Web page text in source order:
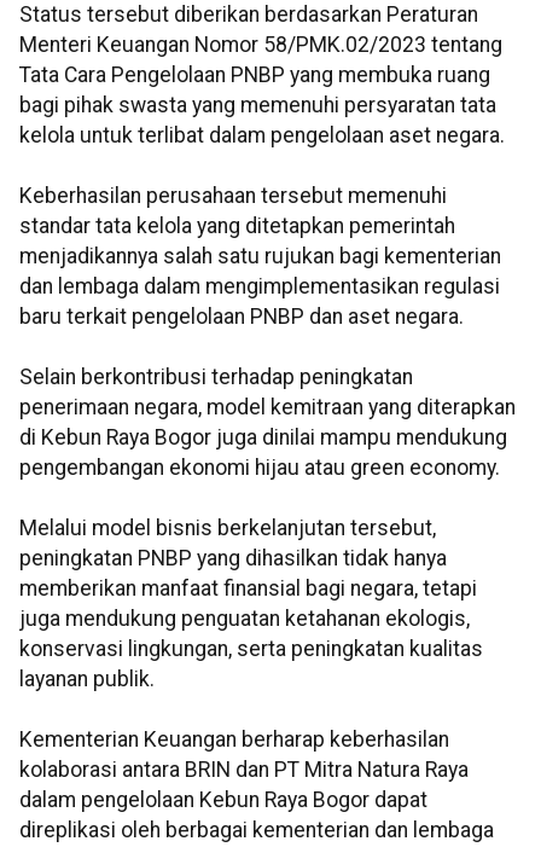
Status tersebut diberikan berdasarkan Peraturan
Menteri Keuangan Nomor 58/PMK.02/2023 tentang
Tata Cara Pengelolaan PNBP yang membuka ruang
bagi pihak swasta yang memenuhi persyaratan tata
kelola untuk terlibat dalam pengelolaan aset negara.
Keberhasilan perusahaan tersebut memenuhi
standar tata kelola yang ditetapkan pemerintah
menjadikannya salah satu rujukan bagi kementerian
dan lembaga dalam mengimplementasikan regulasi
baru terkait pengelolaan PNBP dan aset negara.
Selain berkontribusi terhadap peningkatan
penerimaan negara, model kemitraan yang diterapkan
di Kebun Raya Bogor juga dinilai mampu mendukung
pengembangan ekonomi hijau atau green economy.
Melalui model bisnis berkelanjutan tersebut,
peningkatan PNBP yang dihasilkan tidak hanya
memberikan manfaat finansial bagi negara, tetapi
juga mendukung penguatan ketahanan ekologis,
konservasi lingkungan, serta peningkatan kualitas
layanan publik.
Kementerian Keuangan berharap keberhasilan
kolaborasi antara BRIN dan PT Mitra Natura Raya
dalam pengelolaan Kebun Raya Bogor dapat
direplikasi oleh berbagai kementerian dan lembaga